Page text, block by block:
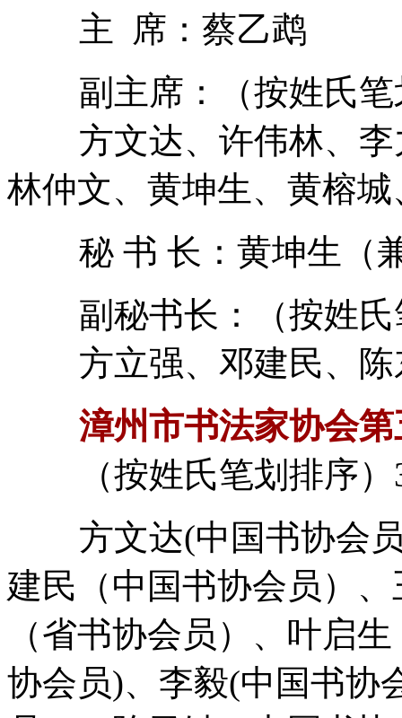
主 席：蔡乙鹉
副主席：（按姓氏笔
方文达、许伟林、李
林仲文、黄坤生、黄榕
秘 书 长：黄坤生（
副秘书长：（按姓氏
方立强、邓建民、陈
漳州市书法家协会
（按姓氏笔划排序）
方文达(中国书协会员
建民（中国书协会员）
（省书协会员）、叶启
协会员)、李毅(中国书协